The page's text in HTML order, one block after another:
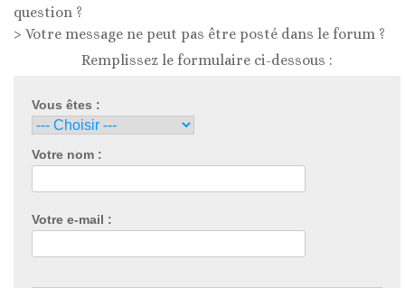
question ?
> Votre message ne peut pas être posté dans le forum ?
Remplissez le formulaire ci-dessous :
Vous êtes :
Votre nom :
Votre e-mail :